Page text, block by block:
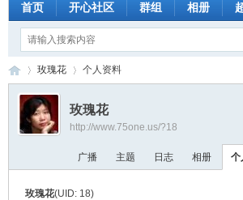
首页 开心社区 群组 相册
›
玫瑰花 个人资料
玫瑰花
http://www.75one.us/?18
广播 主题 日志 相册 个
玫瑰花(UID: 18)